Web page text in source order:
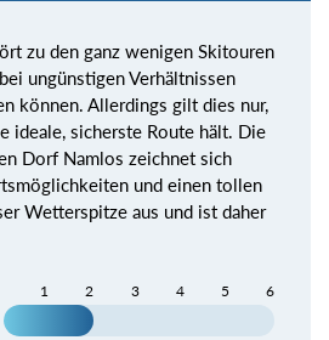
zu den ganz wenigen Skitouren
ungünstigen Verhältnissen
können. Allerdings gilt dies nur,
ideale, sicherste Route hält. Die
Dorf Namlos zeichnet sich
und einen tollen
Wetterspitze aus und ist daher
1 2 3 4 5 6